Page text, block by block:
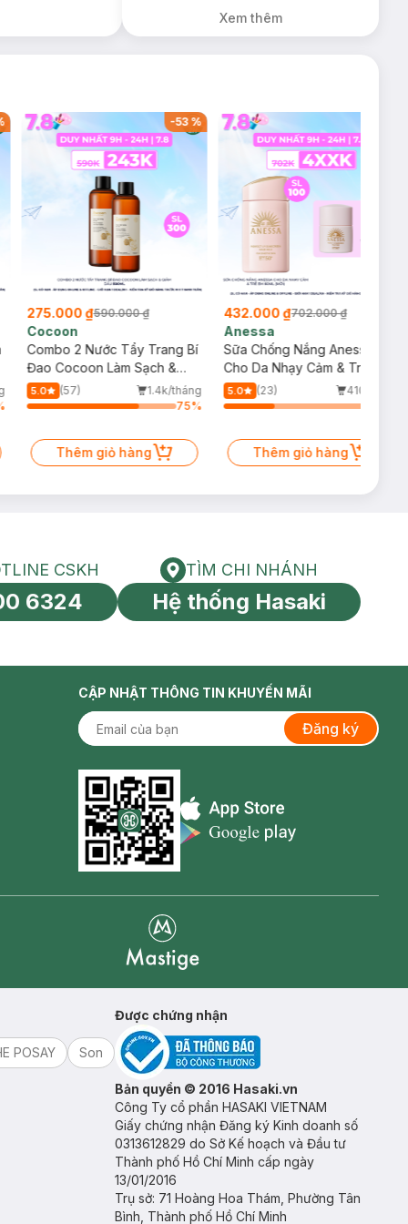
7g trị giá 198K
(SL có hạn)
Xem thêm
-53%
275.000 ₫590.000 ₫
Cocoon
Combo 2 Nước Tẩy Trang Bí
Đao Cocoon Làm Sạch &
Giảm Dầu 500ml
5.0 (57)
1.4k/tháng
75%
Thêm giỏ hàng
432.000 ₫702.000 ₫
Anessa
Sữa Chống Nắng Anessa
Cho Da Nhạy Cảm & Trẻ Em
60ml (Mới)
5.0 (23)
410/tháng
Thêm giỏ hàng
toàn cầu
HOTLINE CSKH
CSKH
6324
Tìm chi nhánh
TÌM CHI NHÁNH
Hệ thống Hasaki
CẬP NHẬT THÔNG TIN KHUYẾN MÃI
Đăng ký
Appstore icon
POSAY
Son
Được chứng nhận
Bản quyền © 2016 Hasaki.vn
Công Ty cổ phần HASAKI VIETNAM
Giấy chứng nhận Đăng ký Kinh doanh số
0313612829 do Sở Kế hoạch và Đầu tư
Thành phố Hồ Chí Minh cấp ngày
13/01/2016
Trụ sở: 71 Hoàng Hoa Thám, Phường Tân
Bình, Thành phố Hồ Chí Minh